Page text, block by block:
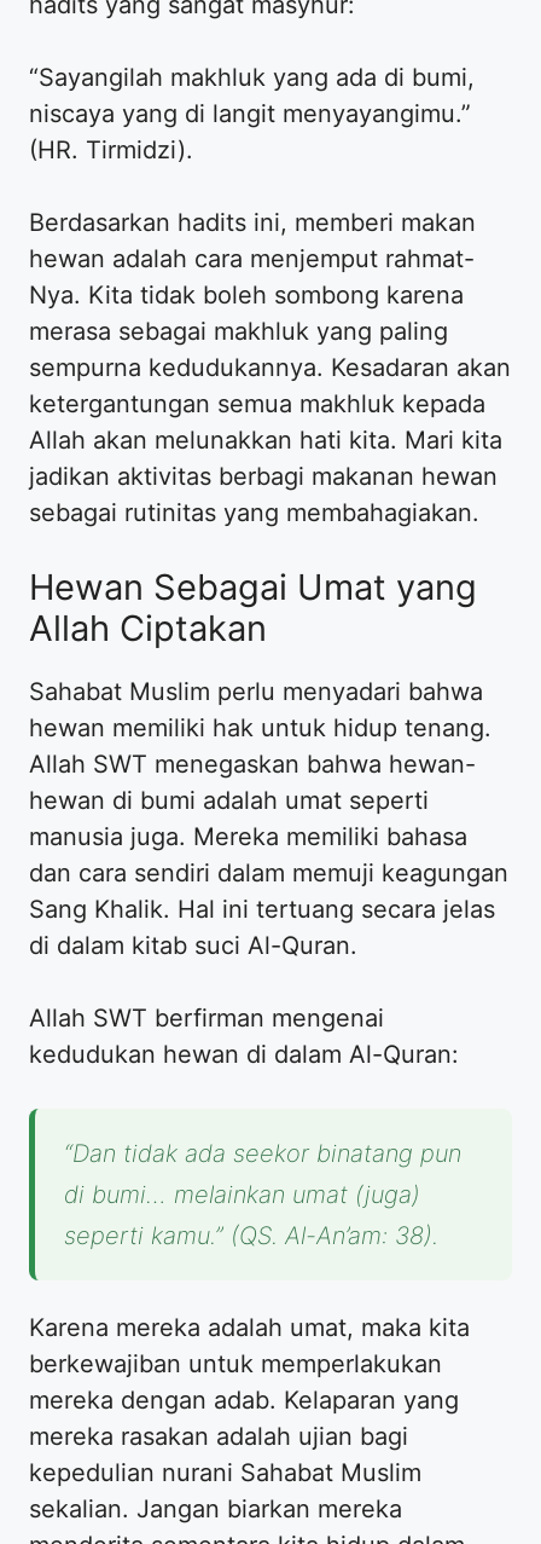
“Sayangilah makhluk yang ada di bumi,
niscaya yang di langit menyayangimu.”
(HR. Tirmidzi).
Berdasarkan hadits ini, memberi makan
hewan adalah cara menjemput rahmat-
Nya. Kita tidak boleh sombong karena
merasa sebagai makhluk yang paling
sempurna kedudukannya. Kesadaran akan
ketergantungan semua makhluk kepada
Allah akan melunakkan hati kita. Mari kita
jadikan aktivitas berbagi makanan hewan
sebagai rutinitas yang membahagiakan.
Hewan Sebagai Umat yang
Allah Ciptakan
Sahabat Muslim perlu menyadari bahwa
hewan memiliki hak untuk hidup tenang.
Allah SWT menegaskan bahwa hewan-
hewan di bumi adalah umat seperti
manusia juga. Mereka memiliki bahasa
dan cara sendiri dalam memuji keagungan
Sang Khalik. Hal ini tertuang secara jelas
di dalam kitab suci Al-Quran.
Allah SWT berfirman mengenai
kedudukan hewan di dalam Al-Quran:
“Dan tidak ada seekor binatang pun
di bumi… melainkan umat (juga)
seperti kamu.” (QS. Al-An’am: 38).
Karena mereka adalah umat, maka kita
berkewajiban untuk memperlakukan
mereka dengan adab. Kelaparan yang
mereka rasakan adalah ujian bagi
kepedulian nurani Sahabat Muslim
sekalian. Jangan biarkan mereka